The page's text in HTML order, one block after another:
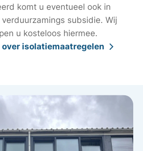
komt u eventueel ook in
subsidie. Wij
u kosteloos hiermee.
isolatiemaatregelen